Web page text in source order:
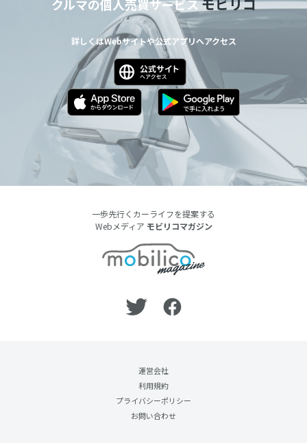
クルマの個人売買サービス
詳しくはWebサイトや公式アプリへアクセス
一歩先行くカーライフを提案する
Webメディア モビリコマガジン
運営会社
利用規約
プライバシーポリシー
お問い合わせ